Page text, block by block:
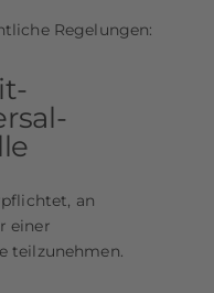
Regelungen:
an
einer
teilzunehmen.